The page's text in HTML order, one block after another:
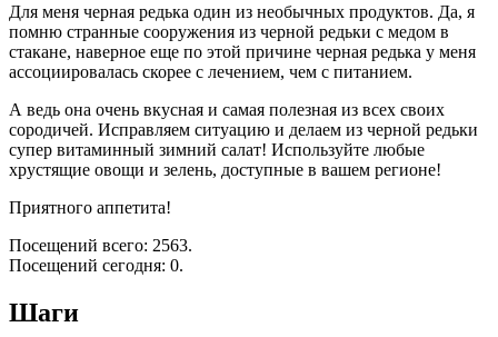
Для меня черная редька один из необычных продуктов. Да, я
помню странные сооружения из черной редьки с медом в
стакане, наверное еще по этой причине черная редька у меня
ассоциировалась скорее с лечением, чем с питанием.
А ведь она очень вкусная и самая полезная из всех своих
сородичей. Исправляем ситуацию и делаем из черной редьки
супер витаминный зимний салат! Используйте любые
хрустящие овощи и зелень, доступные в вашем регионе!
Приятного аппетита!
Посещений всего: 2563.
Посещений сегодня: 0.
Шаги